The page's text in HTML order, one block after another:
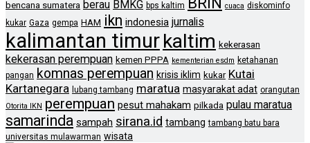
bencana sumatera berau BMKG bps kaltim cuaca diskominfo
kukar Gaza gempa HAM ikn indonesia jurnalis
kalimantan timurkaltim kekerasan
kekerasan perempuan kemen PPPA kementerian esdm ketahanan
pangan komnas perempuan krisis iklim kukar Kutai
Kartanegara lubang tambang maratua masyarakat adat orangutan
Otorita IKN perempuan pesut mahakam pilkada pulau maratua
samarinda sampah sirana.id tambang tambang batu bara
universitas mulawarman wisata